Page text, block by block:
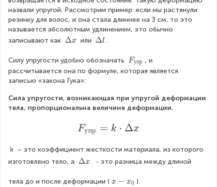
назвали упругой. Рассмотрим пример: если мы растянули
резинку для волос, и она стала длиннее на 3 см, то это
называется абсолютным удлинением, это обычно
записывают как Δ
Δx или Δ
Δl .
Силу упругости удобно обозначать F
_
п
р
Fупр , и
рассчитывается она по формуле, которая является
записью «закона Гука»:
Сила упругости, возникающая при упругой деформации
тела, пропорциональна величине деформации.
F
{
у
п
Fупр = k ⋅ Δx
k – это коэффициент жесткости материала, из которого
изготовлено тело, а Δ
Δx - это разница между длиной
тела до и после деформации ( x
x − x0 ).